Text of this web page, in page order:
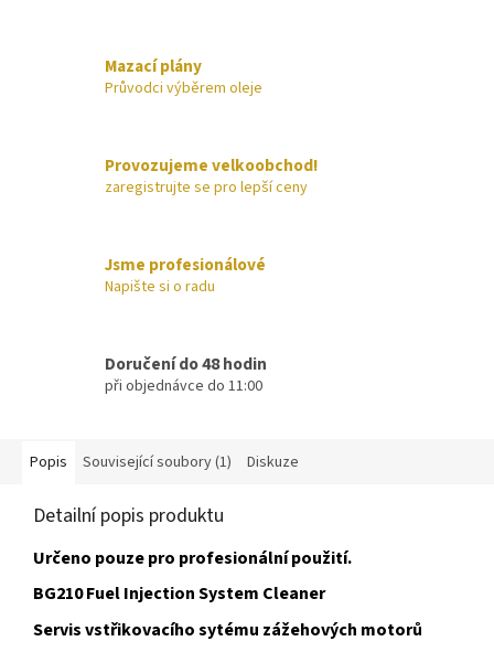
Mazací plány
Průvodci výběrem oleje
Provozujeme velkoobchod!
zaregistrujte se pro lepší ceny
Jsme profesionálové
Napište si o radu
Doručení do 48 hodin
při objednávce do 11:00
Popis Související soubory (1) Diskuze
Detailní popis produktu
Určeno pouze pro profesionální použití.
BG210 Fuel Injection System Cleaner
Servis vstřikovacího sytému zážehových motorů